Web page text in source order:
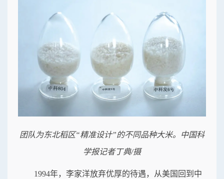
团队为东北稻区“精准设计”的不同品种大米。中国科
学报记者丁典/摄
1994年，李家洋放弃优厚的待遇，从美国回到中